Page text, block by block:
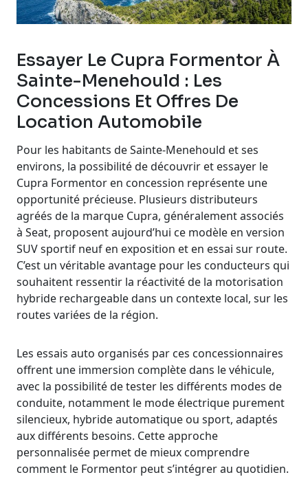
Essayer Le Cupra Formentor À
Sainte-Menehould : Les
Concessions Et Offres De
Location Automobile
Pour les habitants de Sainte-Menehould et ses
environs, la possibilité de découvrir et essayer le
Cupra Formentor en concession représente une
opportunité précieuse. Plusieurs distributeurs
agréés de la marque Cupra, généralement associés
à Seat, proposent aujourd’hui ce modèle en version
SUV sportif neuf en exposition et en essai sur route.
C’est un véritable avantage pour les conducteurs qui
souhaitent ressentir la réactivité de la motorisation
hybride rechargeable dans un contexte local, sur les
routes variées de la région.
Les essais auto organisés par ces concessionnaires
offrent une immersion complète dans le véhicule,
avec la possibilité de tester les différents modes de
conduite, notamment le mode électrique purement
silencieux, hybride automatique ou sport, adaptés
aux différents besoins. Cette approche
personnalisée permet de mieux comprendre
comment le Formentor peut s’intégrer au quotidien.